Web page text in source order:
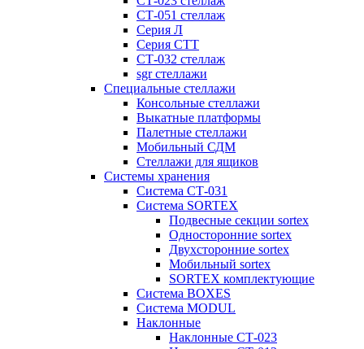
СТ-051 стеллаж
Серия Л
Серия СТТ
СТ-032 стеллаж
sgr стеллажи
Специальные стеллажи
Консольные стеллажи
Выкатные платформы
Палетные стеллажи
Мобильный СДМ
Стеллажи для ящиков
Системы хранения
Система СТ-031
Система SORTEX
Подвесные секции sortex
Односторонние sortex
Двухсторонние sortex
Мобильный sortex
SORTEX комплектующие
Система BOXES
Система MODUL
Наклонные
Наклонные СТ-023